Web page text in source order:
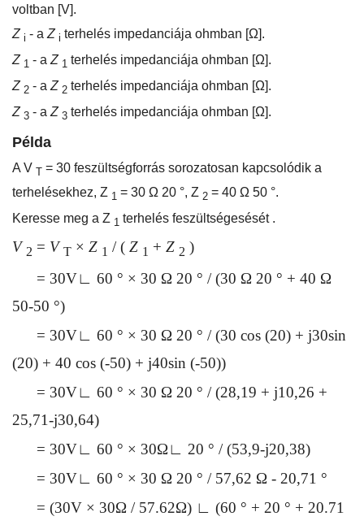
voltban [V].
Z i - a Z i terhelés impedanciája ohmban [Ω].
Z 1 - a Z 1 terhelés impedanciája ohmban [Ω].
Z 2 - a Z 2 terhelés impedanciája ohmban [Ω].
Z 3 - a Z 3 terhelés impedanciája ohmban [Ω].
Példa
A V T = 30 feszültségforrás sorozatosan kapcsolódik a
terhelésekhez, Z 1 = 30 Ω 20 °, Z 2 = 40 Ω 50 °.
Keresse meg a Z 1 terhelés feszültségesését .
V 2 = VT × Z 1 / ( Z 1 + Z 2 )
= 30V∟ 60 ° × 30 Ω 20 ° / (30 Ω 20 ° + 40 Ω
50-50 °)
= 30V∟ 60 ° × 30 Ω 20 ° / (30 cos (20) + j30sin
(20) + 40 cos (-50) + j40sin (-50))
= 30V∟ 60 ° × 30 Ω 20 ° / (28,19 + j10,26 +
25,71-j30,64)
= 30V∟ 60 ° × 30Ω∟ 20 ° / (53,9-j20,38)
= 30V∟ 60 ° × 30 Ω 20 ° / 57,62 Ω - 20,71 °
= (30V × 30Ω / 57.62Ω) ∟ (60 ° + 20 ° + 20.71